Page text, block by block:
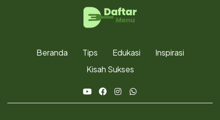
Beranda Tips Edukasi
Inspirasi
Kisah Sukses